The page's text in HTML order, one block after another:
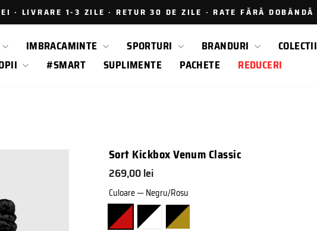
Intrerupe
prezentarea
· LIVRARE 1-3 ZILE · RETUR 30 DE ZILE · RATE FĂRĂ DOBÂNDĂ
IMBRACAMINTE SPORTURI BRANDURI
COLECTII
#SMART SUPLIMENTE PACHETE REDUCERI
Sort Kickbox Venum Classic
Pret
obisnuit
269,00 lei
Culoare—Negru/Rosu